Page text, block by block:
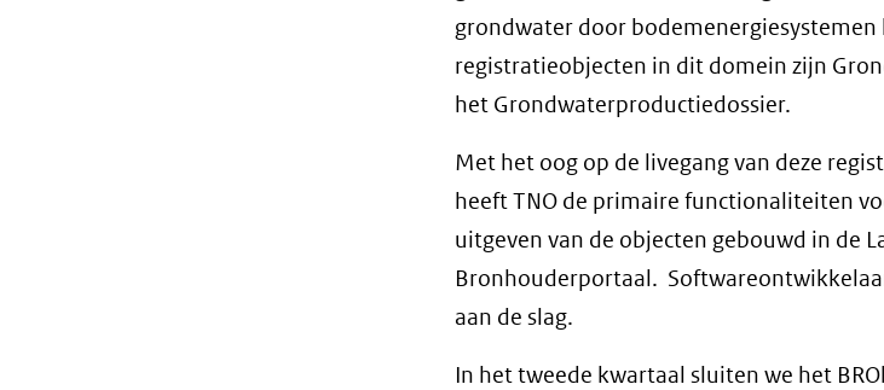
website)
grondwater door
registratieobjecten in dit domein zijn
het Grondwaterproductiedossier.
Met het oog op de livegang van deze
heeft TNO de primaire functionaliteiten
uitgeven van de objecten gebouwd in de
Bronhouderportaal.
aan de slag.
In het tweede kwartaal sluiten we het